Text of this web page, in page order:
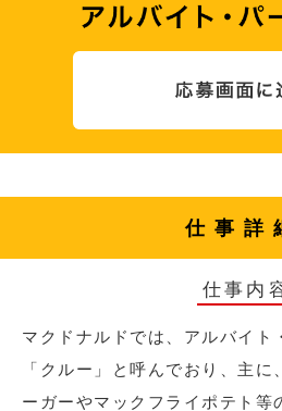
仕事詳
仕事内
マクドナルドでは、アルバイト
「クルー」と呼んでおり、主
ーガーやマックフライポテト等